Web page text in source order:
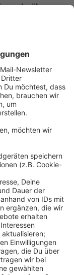
darüber,
die kleinen
Bei
sich wieder
Stadtrat
Sitze. Und für
in